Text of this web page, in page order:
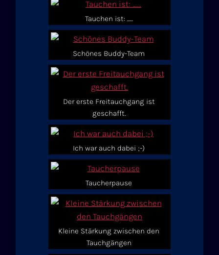
Tauchen ist: ......
Schönes Buddy-Team
Der erste Freitauchgang ist
geschafft.
Ich war auch dabei ;-)
Taucherpause
Kleine Stärkung zwischen den
Tauchgängen